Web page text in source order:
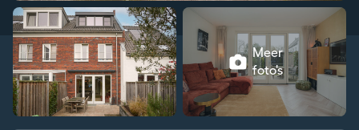
Meer
foto's